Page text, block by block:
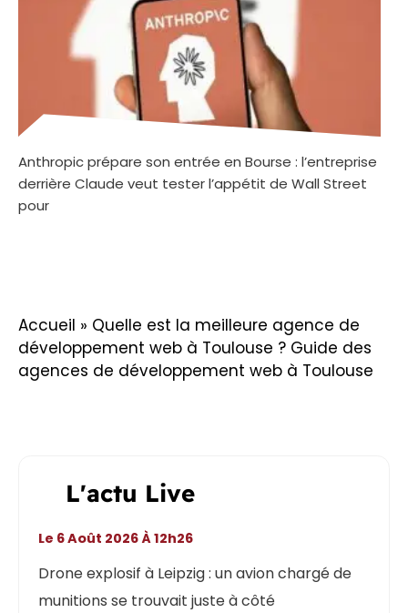
Anthropic prépare son entrée en Bourse : l’entreprise
derrière Claude veut tester l’appétit de Wall Street
pour
Accueil » Quelle est la meilleure agence de
développement web à Toulouse ? Guide des
agences de développement web à Toulouse
L'actu Live
Drone explosif à Leipzig : un avion chargé de
munitions se trouvait juste à côté
Le 6 Août 2026 À 12h26